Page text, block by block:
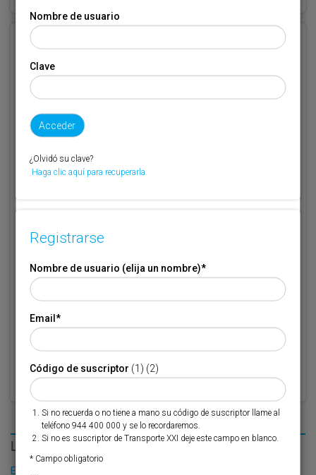
Registrarse
Nombre de usuario (elija un nombre)
Email*
Código de suscriptor
teléfono 944 400 000 y se lo recordaremos.
* Campo obligatorio
Por favor indique que ha leído y está de acuerdo con las
de Uso *
LO MÁS LEÍDO
El Puerto de Valencia crecerá en oferta ro-pax
Nombre de usuario
Clave
¿Olvidó su clave?
Haga clic aquí para recuperarla.
Registrarse
Nombre de usuario (elija un nombre)*
Email*
Código de suscriptor (1) (2)
Si no recuerda o no tiene a mano su código de suscriptor llame al
teléfono 944 400 000 y se lo recordaremos.
Si no es suscriptor de Transporte XXI deje este campo en blanco.
* Campo obligatorio